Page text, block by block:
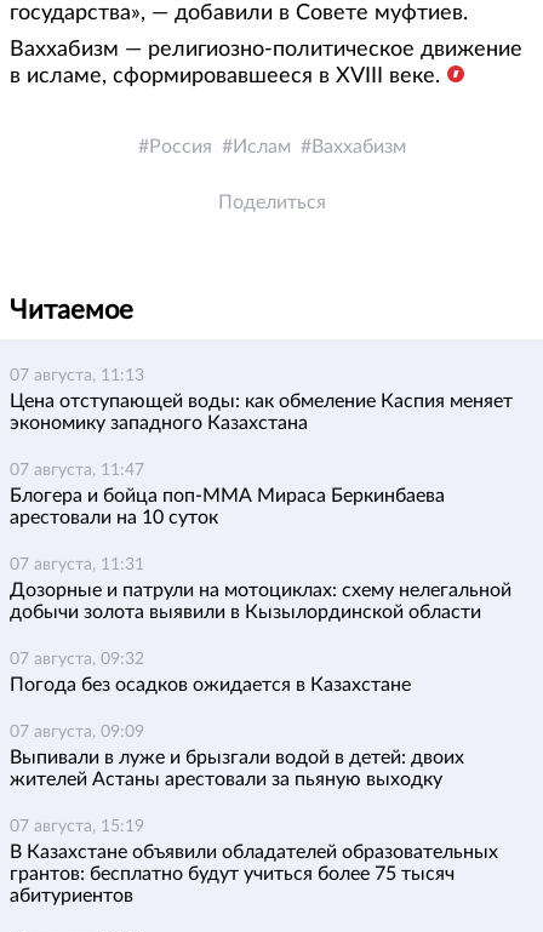
государства», — добавили в Совете муфтиев.
Ваххабизм — религиозно-политическое движение
в исламе, сформировавшееся в XVIII веке.
Россия Ислам Ваххабизм
Поделиться
Читаемое
07 августа, 11:13
Цена отступающей воды: как обмеление Каспия меняет
экономику западного Казахстана
07 августа, 11:47
Блогера и бойца поп-ММА Мираса Беркинбаева
арестовали на 10 суток
07 августа, 11:31
Дозорные и патрули на мотоциклах: схему нелегальной
добычи золота выявили в Кызылординской области
07 августа, 09:32
Погода без осадков ожидается в Казахстане
07 августа, 09:09
Выпивали в луже и брызгали водой в детей: двоих
жителей Астаны арестовали за пьяную выходку
07 августа, 15:19
В Казахстане объявили обладателей образовательных
грантов: бесплатно будут учиться более 75 тысяч
абитуриентов